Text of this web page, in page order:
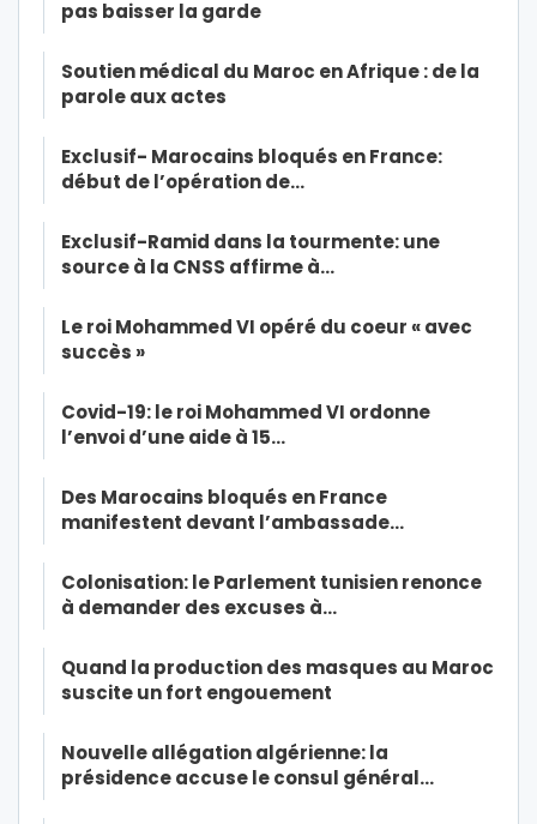
pas baisser la garde
Soutien médical du Maroc en Afrique : de la
parole aux actes
Exclusif- Marocains bloqués en France:
début de l’opération de…
Exclusif-Ramid dans la tourmente: une
source à la CNSS affirme à…
Le roi Mohammed VI opéré du coeur « avec
succès »
Covid-19: le roi Mohammed VI ordonne
l’envoi d’une aide à 15…
Des Marocains bloqués en France
manifestent devant l’ambassade…
Colonisation: le Parlement tunisien renonce
à demander des excuses à…
Quand la production des masques au Maroc
suscite un fort engouement
Nouvelle allégation algérienne: la
présidence accuse le consul général…